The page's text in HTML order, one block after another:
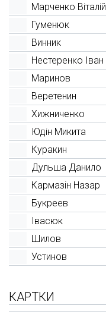
Марченко Віталій
Гуменюк
Винник
Нестеренко Іван
Маринов
Веретенин
Хижниченко
Юдін Микита
Куракин
Дульша Данило
Кармазін Назар
Букреев
Івасюк
Шилов
Устинов
КАРТКИ